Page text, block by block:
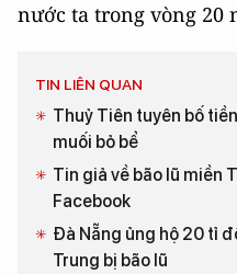
nước ta trong vòng 20
TIN LIÊN QUAN
Thuỷ Tiên tuyên bố
muối bỏ bể
Tin giả về bão lũ miền
Facebook
Đà Nẵng ủng hộ 20 tỉ
Trung bị bão lũ